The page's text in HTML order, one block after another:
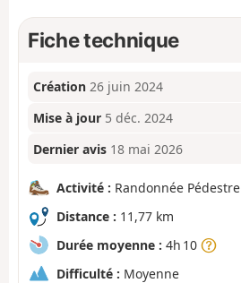
Fiche technique
Création 26 juin 2024
Mise à jour 5 déc. 2024
Dernier avis 18 mai 2026
Activité : Randonnée Pédestre
Distance : 11,77 km
Durée moyenne : 4h 10
Difficulté : Moyenne